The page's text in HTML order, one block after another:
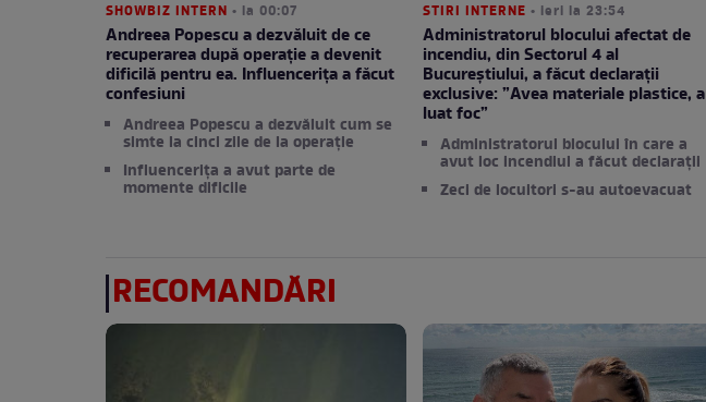
SHOWBIZ INTERN • la 00:07
Andreea Popescu a dezvăluit de ce
recuperarea după operație a devenit
dificilă pentru ea. Influencerița a făcut
confesiuni
Andreea Popescu a dezvăluit cum se
simte la cinci zile de la operație
Influencerița a avut parte de
momente dificile
STIRI INTERNE • ieri la 23:54
Administratorul blocului afectat de
incendiu, din Sectorul 4 al
Bucureștiului, a făcut declarații
exclusive: ”Avea materiale plastice, a
luat foc”
Administratorul blocului în care a
avut loc incendiul a făcut declarații
Zeci de locuitori s-au autoevacuat
RECOMANDĂRI